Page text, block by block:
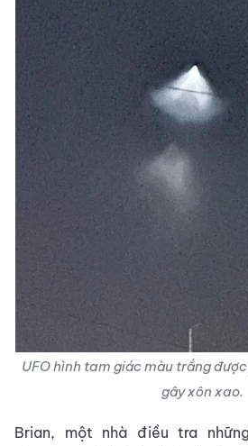
UFO hình tam giác màu trắng
gây xôn xao.
Brian, một nhà điều tra